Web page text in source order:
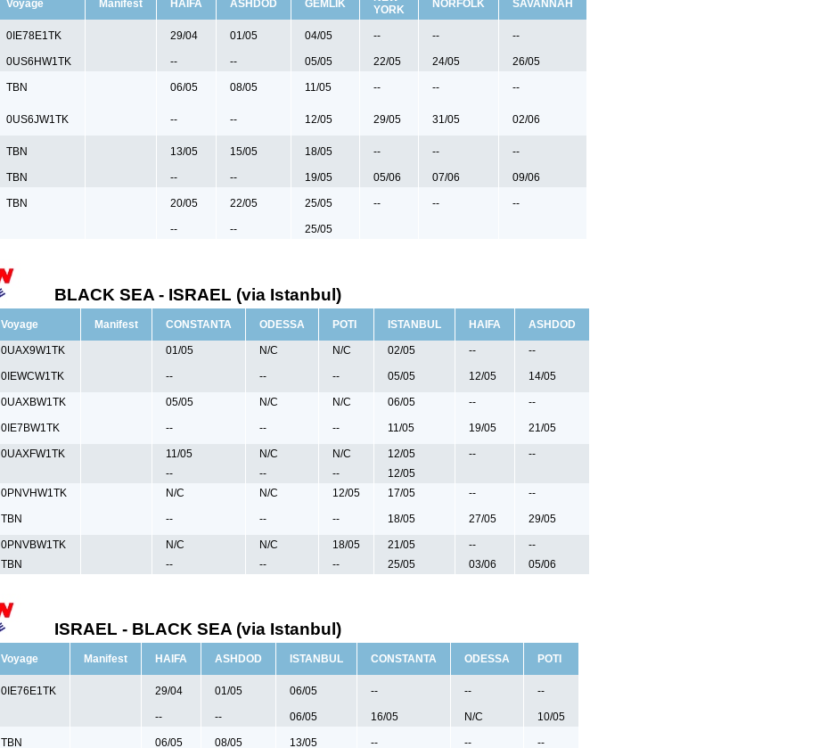
Voyage Manifest HAIFA ASHDOD GEMLIK
YORK
NORFOLK SAVANNAH
0IE78E1TK 29/04 01/05 04/05 -- -- --
0US6HW1TK -- -- 05/05 22/05 24/05
26/05
TBN 06/05 08/05 11/05 -- -- --
0US6JW1TK -- -- 12/05 29/05 31/05 02/06
TBN 13/05 15/05 18/05 -- -- --
TBN -- -- 19/05 05/06 07/06
09/06
TBN 20/05 22/05 25/05 -- -- --
-- -- 25/05
BLACK SEA - ISRAEL (via Istanbul)
Voyage Manifest CONSTANTA ODESSA POTI ISTANBUL HAIFA ASHDOD
0UAX9W1TK 01/05 N/C N/C 02/05 --
--
0IEWCW1TK -- -- -- 05/05 12/05 14/05
0UAXBW1TK 05/05 N/C N/C 06/05 --
--
0IE7BW1TK -- -- -- 11/05 19/05 21/05
0UAXFW1TK 11/05 N/C N/C 12/05 --
--
--
-- --
12/05
0PNVHW1TK N/C N/C 12/05 17/05 --
--
TBN -- -- -- 18/05 27/05 29/05
0PNVBW1TK N/C N/C 18/05 21/05 --
--
TBN -- -- -- 25/05 03/06 05/06
ISRAEL - BLACK SEA (via Istanbul)
Voyage Manifest HAIFA ASHDOD ISTANBUL CONSTANTA ODESSA POTI
0IE76E1TK 29/04 01/05 06/05 -- -- --
-- -- 06/05 16/05 N/C
10/05
TBN 06/05 08/05 13/05 -- -- --